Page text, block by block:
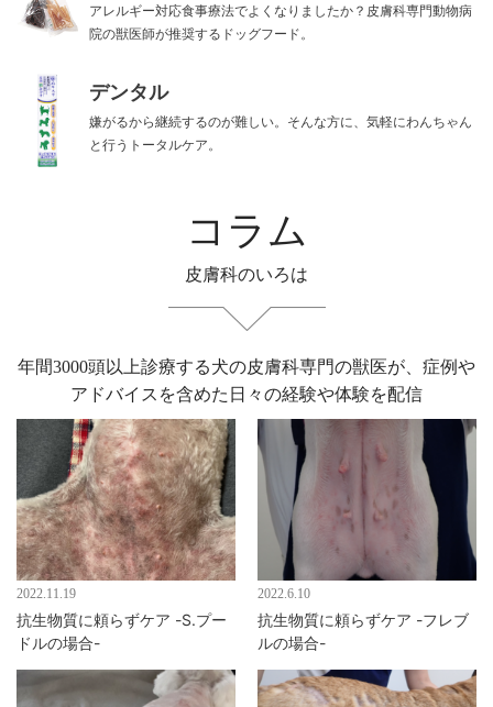
アレルギー対応食事療法でよくなりましたか？皮膚科専門動物病
院の獣医師が推奨するドッグフード。
デンタル
嫌がるから継続するのが難しい。そんな方に、気軽にわんちゃん
と行うトータルケア。
コラム
皮膚科のいろは
年間3000頭以上診療する犬の皮膚科専門の獣医が、症例や
アドバイスを含めた日々の経験や体験を配信
2022.11.19
抗生物質に頼らずケア -S.プー
ドルの場合-
2022.6.10
抗生物質に頼らずケア -フレブ
ルの場合-